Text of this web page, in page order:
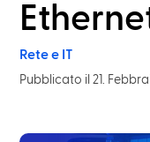
Rete e IT
Pubblicato il 21.